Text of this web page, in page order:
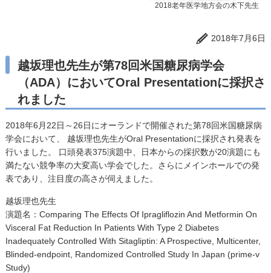
2018老年医学地方会の木下先生
2018年7月6日
越坂理也先生が第78回米国糖尿病学会
（ADA）においてOral Presentationに採択さ
れました
2018年6月22日～26日にオーランドで開催された第78回米国糖尿病
学会において、 越坂理也先生がOral Presentationに採択され発表を
行いました。 口頭発表375演題中、日本からの採択数が20演題にも
満たない競争率の大変高い学会でした。さらにメインホールでの発
表であり、注目度の高さが伺えました。
越坂理也先生
演題名：Comparing The Effects Of Ipragliflozin And Metformin On
Visceral Fat Reduction In Patients With Type 2 Diabetes
Inadequately Controlled With Sitagliptin: A Prospective, Multicenter,
Blinded-endpoint, Randomized Controlled Study In Japan (prime-v
Study)